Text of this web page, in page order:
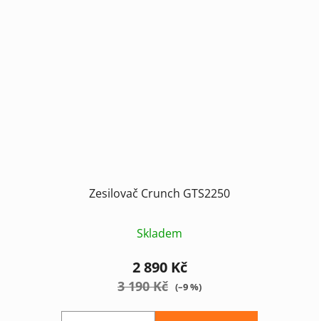
Zesilovač Crunch GTS2250
Skladem
2 890 Kč
3 190 Kč (–9 %)